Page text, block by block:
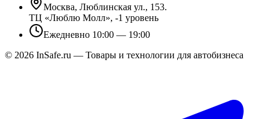
Москва, Люблинская ул., 153.
ТЦ «Люблю Молл», -1 уровень
Ежедневно 10:00 — 19:00
© 2026 InSafe.ru — Товары и технологии для автобизнеса